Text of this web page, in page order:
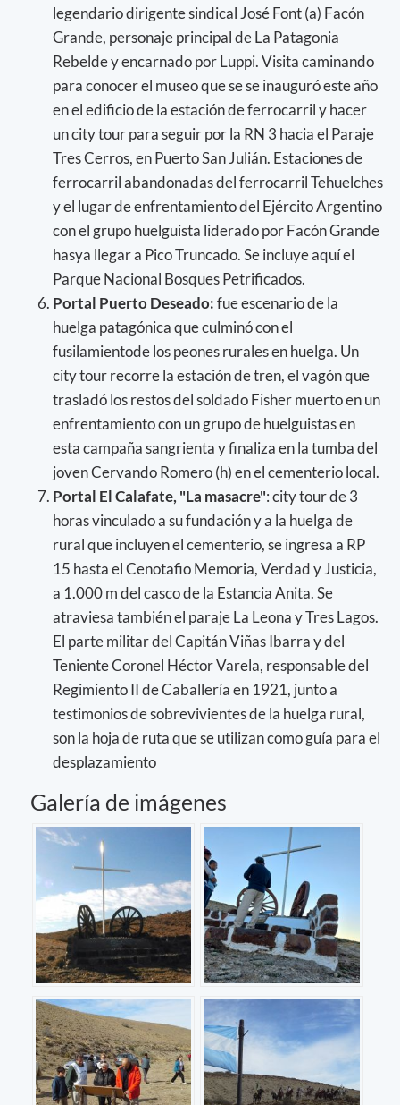
legendario dirigente sindical José Font (a) Facón
Grande, personaje principal de La Patagonia
Rebelde y encarnado por Luppi. Visita caminando
para conocer el museo que se se inauguró este año
en el edificio de la estación de ferrocarril y hacer
un city tour para seguir por la RN 3 hacia el Paraje
Tres Cerros, en Puerto San Julián. Estaciones de
ferrocarril abandonadas del ferrocarril Tehuelches
y el lugar de enfrentamiento del Ejército Argentino
con el grupo huelguista liderado por Facón Grande
hasya llegar a Pico Truncado. Se incluye aquí el
Parque Nacional Bosques Petrificados.
Portal Puerto Deseado:fue escenario de la
huelga patagónica que culminó con el
fusilamientode los peones rurales en huelga. Un
city tour recorre la estación de tren, el vagón que
trasladó los restos del soldado Fisher muerto en un
enfrentamiento con un grupo de huelguistas en
esta campaña sangrienta y finaliza en la tumba del
joven Cervando Romero (h) en el cementerio local.
Portal El Calafate, "La masacre": city tour de 3
horas vinculado a su fundación y a la huelga de
rural que incluyen el cementerio, se ingresa a RP
15 hasta el Cenotafio Memoria, Verdad y Justicia,
a 1.000 m del casco de la Estancia Anita. Se
atraviesa también el paraje La Leona y Tres Lagos.
El parte militar del Capitán Viñas Ibarra y del
Teniente Coronel Héctor Varela, responsable del
Regimiento II de Caballería en 1921, junto a
testimonios de sobrevivientes de la huelga rural,
son la hoja de ruta que se utilizan como guía para el
desplazamiento
Galería de imágenes